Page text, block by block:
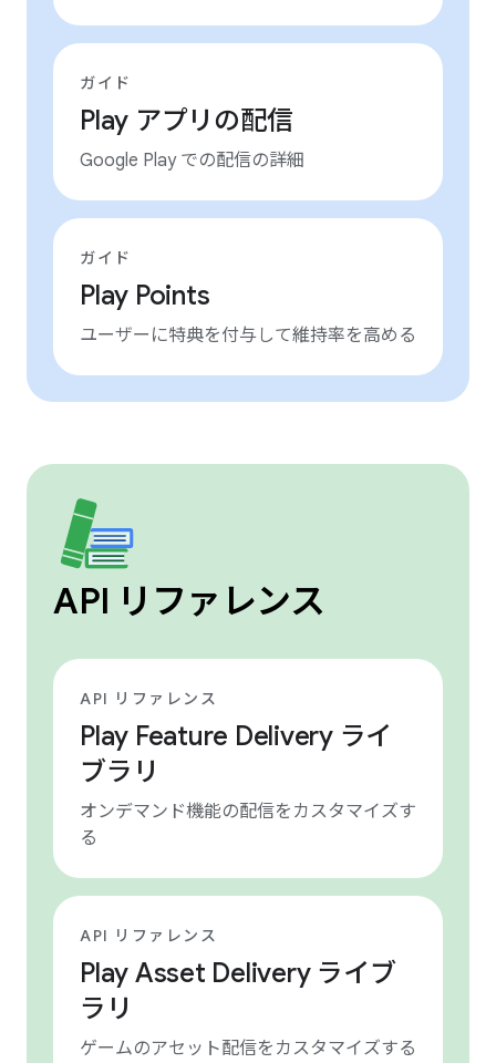
ガイド
Play アプリの配信
Google Play での配信の詳細
ガイド
Play Points
ユーザーに特典を付与して維持率を高める
API リファレンス
API リファレンス
Play Feature Delivery ライ
ブラリ
オンデマンド機能の配信をカスタマイズす
る
API リファレンス
Play Asset Delivery ライブ
ラリ
ゲームのアセット配信をカスタマイズする